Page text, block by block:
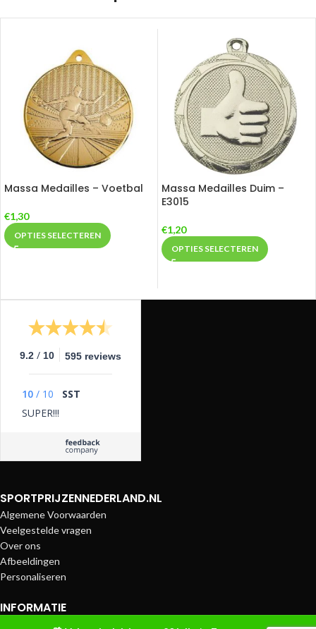
Massa Medailles – Voetbal
€1,30
OPTIES SELECTEREN
Massa Medailles Duim –
E3015
€1,20
OPTIES SELECTEREN
9.2 / 10 595 reviews
10 / 10
SST
SUPER!!!
SPORTPRIJZENNEDERLAND.NL
Algemene Voorwaarden
Veelgestelde vragen
Over ons
Afbeeldingen
Personaliseren
INFORMATIE